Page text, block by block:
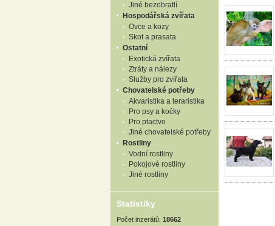
Jiné bezobratlí
Hospodářská zvířata
Ovce a kozy
Skot a prasata
Ostatní
Exotická zvířata
Ztráty a nálezy
Služby pro zvířata
Chovatelské potřeby
Akvaristika a teraristika
Pro psy a kočky
Pro ptactvo
Jiné chovatelské potřeby
Rostliny
Vodní rostliny
Pokojové rostliny
Jiné rostliny
Statistiky
Počet inzerátů: 18662